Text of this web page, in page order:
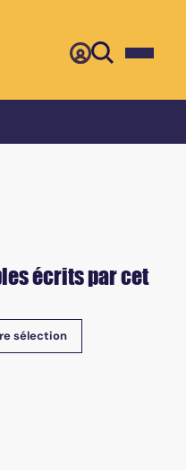
écrits par cet
sélection